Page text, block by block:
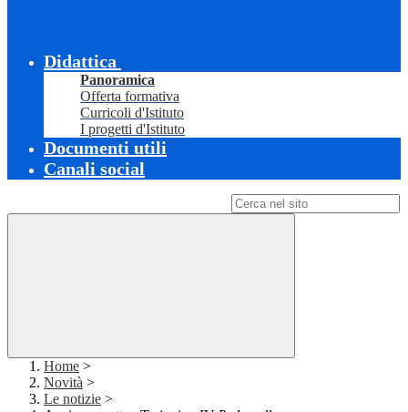
Didattica
Panoramica
Offerta formativa
Curricoli d'Istituto
I progetti d'Istituto
Documenti utili
Canali social
Home >
Novità >
Le notizie >